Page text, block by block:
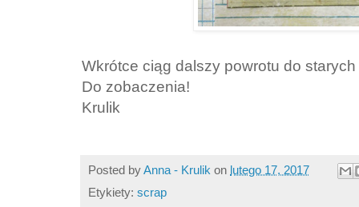
Wkrótce ciąg dalszy powrotu do
Do zobaczenia!
Krulik
Posted byAnna - Krulik on lutego 17, 2017
Etykiety: scrap